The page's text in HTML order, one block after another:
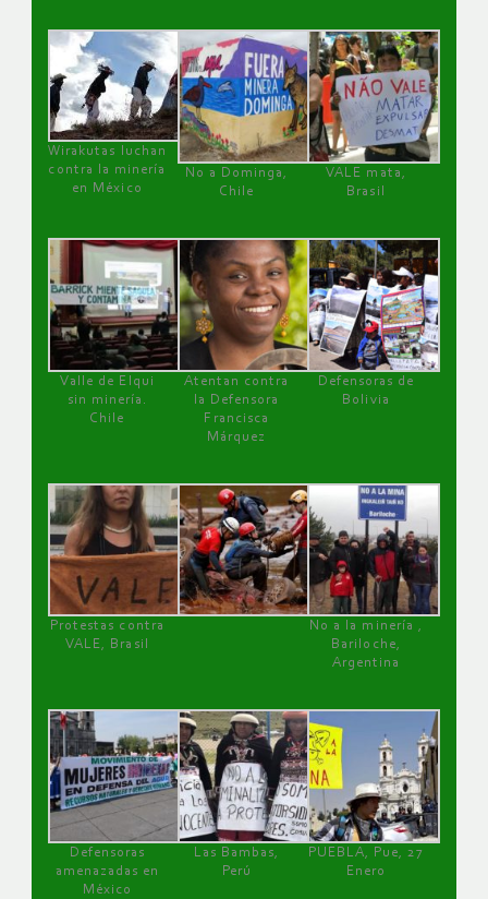
Wirakutas luchan
contra la minería
en México
No a Dominga,
Chile
VALE mata,
Brasil
Valle de Elqui
sin minería.
Chile
Atentan contra
la Defensora
Francisca
Márquez
Defensoras de
Bolivia
Protestas contra
VALE, Brasil
No a la minería ,
Bariloche,
Argentina
Defensoras
amenazadas en
México
Las Bambas,
Perú
PUEBLA, Pue, 27
Enero